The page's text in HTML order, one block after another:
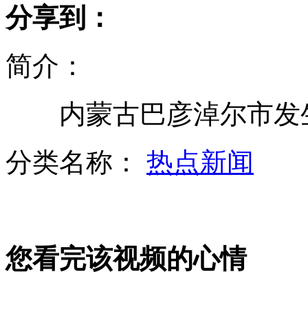
4名家长讲4种方言 3岁孩童被迷糊不会说话
分享到：
简介：
内蒙古巴彦淖尔市发
分类名称： 热点新闻
您看完该视频的心情